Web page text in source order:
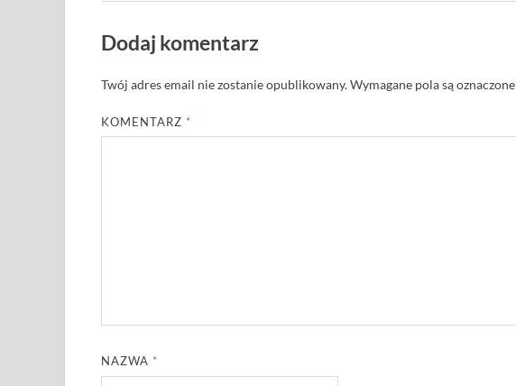
Dodaj komentarz
Twój adres email nie zostanie opublikowany.Wymagane pola są oznaczone
KOMENTARZ *
NAZWA *